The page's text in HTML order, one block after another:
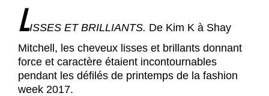
LISSES ET BRILLIANTS. De Kim K à Shay
Mitchell, les cheveux lisses et brillants donnant
force et caractère étaient incontournables
pendant les défilés de printemps de la fashion
week 2017.